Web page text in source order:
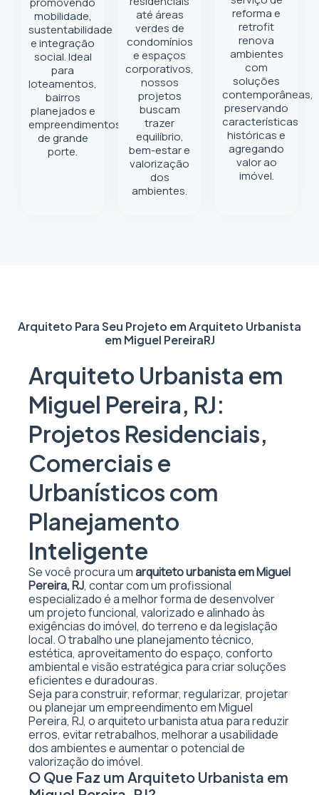
mobilidade,
sustentabilidade
e integração
social. Ideal
para
loteamentos,
bairros
planejados e
empreendimentos
de grande
porte.
até áreas
verdes de
condomínios
e espaços
corporativos,
nossos
projetos
buscam
trazer
equilíbrio,
bem-estar e
valorização
dos
ambientes.
reforma e
retrofit
renova
ambientes
com
soluções
contemporâneas,
preservando
características
históricas e
agregando
valor ao
imóvel.
Arquiteto Para Seu Projeto emArquiteto Urbanista
em Miguel PereiraRJ
Arquiteto Urbanista em
Miguel Pereira, RJ:
Projetos Residenciais,
Comerciais e
Urbanísticos com
Planejamento
Inteligente
Se você procura umarquiteto urbanista em Miguel
Pereira, RJ, contar com um profissional
especializado é a melhor forma de desenvolver
um projeto funcional, valorizado e alinhado às
exigências do imóvel, do terreno e da legislação
local. O trabalho une planejamento técnico,
estética, aproveitamento do espaço, conforto
ambiental e visão estratégica para criar soluções
eficientes e duradouras.
Seja para construir, reformar, regularizar, projetar
ou planejar um empreendimento em Miguel
Pereira, RJ, o arquiteto urbanista atua para reduzir
erros, evitar retrabalhos, melhorar a usabilidade
dos ambientes e aumentar o potencial de
valorização do imóvel.
O Que Faz um Arquiteto Urbanista em